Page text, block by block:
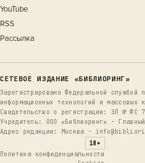
YouTube
RSS
Рассылка
СЕТЕВОЕ ИЗДАНИЕ «БИБЛИОРИНГ»
Зарегистрировано Федеральной
информационных технологий и массовых
Свидетельство о регистрации: ЭЛ № ФС
Учредитель: ООО «Библиоринг» ·
Адрес редакции: Москва ·
18+
Политика конфиденциальности